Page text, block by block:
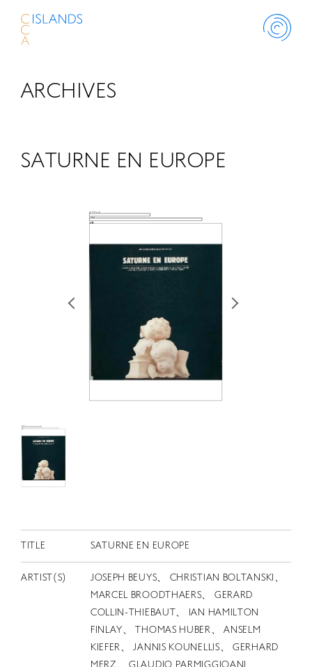
ABOUT
動画
ARCHIVES
SATURNE EN EUROPE
TITLE SATURNE EN EUROPE
ARTIST(S)
JOSEPH BEUYS、 CHRISTIAN BOLTANSKI、
MARCEL BROODTHAERS、 GERARD
COLLIN-THIEBAUT、 IAN HAMILTON
FINLAY、 THOMAS HUBER、 ANSELM
KIEFER、 JANNIS KOUNELLIS、 GERHARD